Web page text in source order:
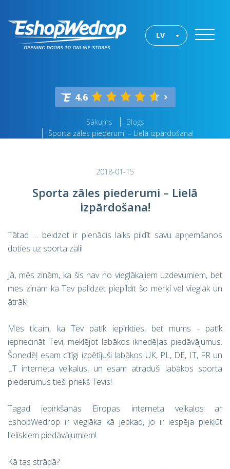
LV
4.6
Sākums
Blogs
Sporta zāles piederumi – Lielā izpārdošana!
2018-01-15
Sporta zāles piederumi – Lielā
izpārdošana!
Tātad … beidzot ir pienācis laiks pildīt savu apņemšanos
doties uz sporta zāli!
Jā, mēs zinām, ka šis nav no vieglākajiem uzdevumiem, bet
mēs zinām kā Tev palīdzēt piepildīt šo mērķi vēl vieglāk un
ātrāk!
Mēs ticam, ka Tev patīk iepirkties, bet mums - patīk
iepriecināt Tevi, meklējot labākos iknedēļas piedāvājumus.
Šonedēļ esam cītīgi izpētījuši labākos UK, PL, DE, IT, FR un
LT interneta veikalus, un esam atraduši labākos sporta
piederumus tieši priekš Tevis!
Tagad iepirkšanās Eiropas interneta veikalos ar
EshopWedrop ir vieglāka kā jebkad, jo ir iespēja piekļūt
lieliskiem piedāvājumiem!
Kā tas strādā?